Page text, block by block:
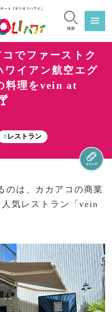
検索
コでファーストク
ワイアン航空エグ
料理をvein at
レストラン
のは、カカアコの商業
気レストラン「vein